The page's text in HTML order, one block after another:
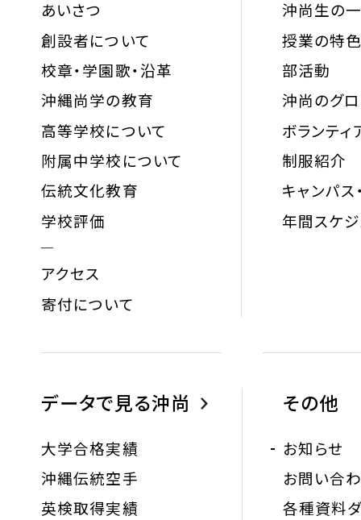
あいさつ
創設者について
校章・学園歌・沿革
沖縄尚学の教育
高等学校について
附属中学校について
伝統文化教育
学校評価
アクセス
寄付について
沖尚生の
授業の特
部活動
沖尚のグ
ボランティ
制服紹介
キャンパス
年間スケ
データで見る沖尚
大学合格実績
沖縄伝統空手
英検取得実績
その他
お知らせ
お問い合
各種資料